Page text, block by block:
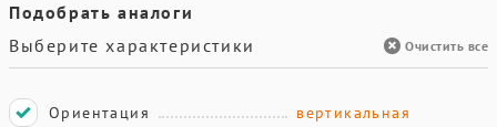
Подобрать аналоги
Выберите характеристики
Очистить все
Ориентация вертикальная